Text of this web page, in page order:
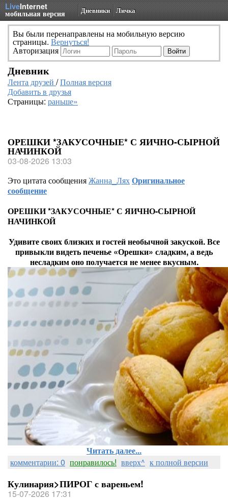
LiveInternet
мобильная версия Дневники Личка
Вы были перенаправлены на мобильную версию
страницы. Вернуться!
Авторизация
Дневник
Лента друзей /Полная версия
Добавить в друзья
Страницы: раньше»
ОРЕШКИ *ЗАКУСОЧНЫЕ* С ЯИЧНО-СЫРНОЙ
НАЧИНКОЙ
03-08-2026 13:03
Это цитата сообщенияЖанна_ЛяхОригинальное
сообщение
ОРЕШКИ *ЗАКУСОЧНЫЕ* С ЯИЧНО-СЫРНОЙ
НАЧИНКОЙ
Удивите своих близких и гостей необычной закуской. Все
привыкли видеть печенье «Орешки» сладким, а ведь
несладким оно получается не менее вкусным.
Читать далее...
комментарии: 0 понравилось! вверх^ к полной версии
Кулинария>ПИРОГ с вареньем!
15-07-2026 17:31